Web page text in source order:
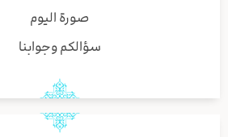
صورة اليوم
سؤالكم وجوابنا